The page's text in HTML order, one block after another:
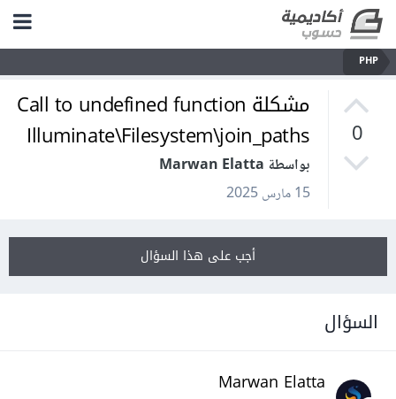
PHP
0
مشكلة Call to undefined function
Illuminate\Filesystem\join_paths
بواسطة Marwan Elatta
15 مارس 2025
أجب على هذا السؤال
السؤال
Marwan Elatta